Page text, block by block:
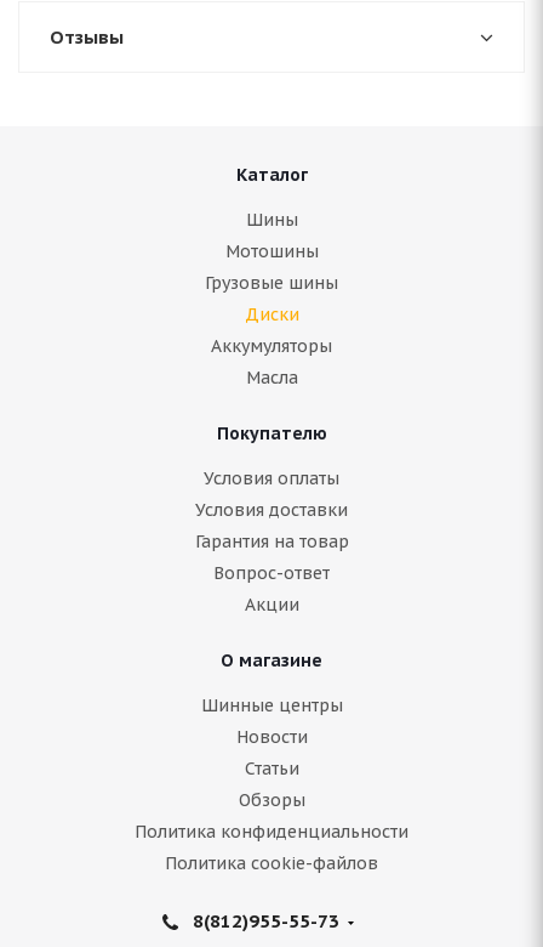
Отзывы
Каталог
Шины
Мотошины
Грузовые шины
Диски
Аккумуляторы
Масла
Покупателю
Условия оплаты
Условия доставки
Гарантия на товар
Вопрос-ответ
Акции
О магазине
Шинные центры
Новости
Статьи
Обзоры
Политика конфиденциальности
Политика cookie-файлов
8(812)955-55-73